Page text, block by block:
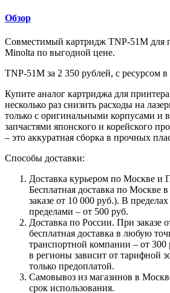
Обзор
Совместимый картридж TNP-51M для
Minolta по выгодной цене.
TNP-51M за 2 350 рублей, с ресурсом
Купите аналог картриджа для
несколько раз снизить расходы на
только с оригинальными корпусами и
запчастями японского и корейского
– это аккуратная сборка в прочных
Способы доставки:
Доставка курьером по Москве и
Бесплатная доставка по
заказе от 10 000 руб.). В
пределами – от 500 руб.
Доставка по России. При заказе
бесплатная доставка в любую
транспортной компании – от 300
в регионы зависит от тарифной
только предоплатой.
Самовывоз из магазинов в
срок использования.